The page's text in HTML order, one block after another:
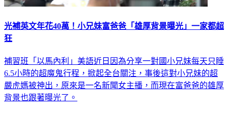
光補英文年花40萬！小兄妹富爸爸「雄厚背景曝光」一家都超
狂
補習班「以馬內利」美語近日因為分享一對國小兄妹每天只睡
6.5小時的超魔鬼行程，掀起全台關注，事後這對小兄妹的超
嚴虎媽被神出，原來是一名新聞女主播，而現在富爸爸的雄厚
背景也跟著曝光了。